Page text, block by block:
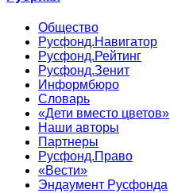
Общество
Русфонд.Навигатор
Русфонд.Рейтинг
Русфонд.Зенит
Информбюро
Словарь
«Дети вместо цветов»
Наши авторы
Партнеры
Русфонд.Право
«Вести»
Эндаумент Русфонда